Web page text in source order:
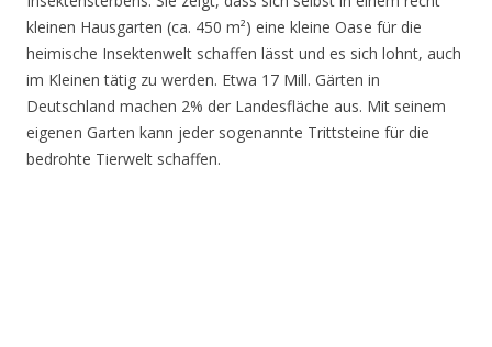
kleinen Hausgarten (ca. 450 m²) eine kleine Oase für die
heimische Insektenwelt schaffen lässt und es sich lohnt, auch
im Kleinen tätig zu werden. Etwa 17 Mill. Gärten in
Deutschland machen 2% der Landesfläche aus. Mit seinem
eigenen Garten kann jeder sogenannte Trittsteine für die
bedrohte Tierwelt schaffen.